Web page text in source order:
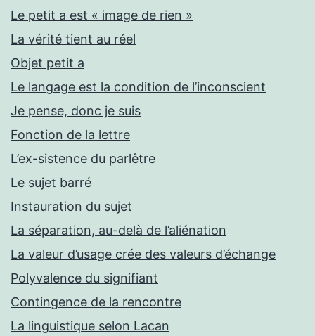
Le petit a est « image de rien »
La vérité tient au réel
Objet petit a
Le langage est la condition de l’inconscient
Je pense, donc je suis
Fonction de la lettre
L’ex-sistence du parlêtre
Le sujet barré
Instauration du sujet
La séparation, au-delà de l’aliénation
La valeur d’usage crée des valeurs d’échange
Polyvalence du signifiant
Contingence de la rencontre
La linguistique selon Lacan